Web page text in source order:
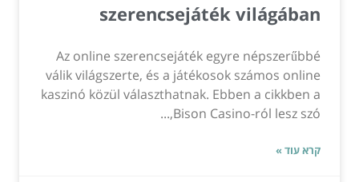
szerencsejáték világában
Az online szerencsejáték egyre népszerűbbé
válik világszerte, és a játékosok számos online
kaszinó közül választhatnak. Ebben a cikkben a
Bison Casino-ról lesz szó,...
קרא עוד »